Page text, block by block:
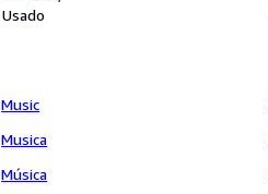
Usado
Music
Musica
Música